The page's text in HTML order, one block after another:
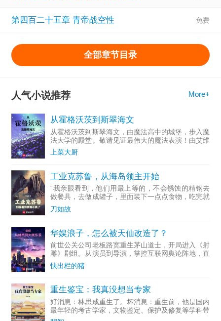
第四百二十五章 青帝战空性
全部章节目录
人气小说推荐 More+
从霍格沃茨到斯翠海文
从霍格沃茨到斯翠海文，由魔法高中的城堡，步入魔
法大学的殿堂。敬请见证最伟大的魔法表演！由艾维
·杜姆...
上菜大厨
工业克苏鲁，从海岛领主开始
“我亲眼看到，他们用最上等的，不会锈蚀的精钢去
做餐具，去做成罐子，里面装下一点点食物，吃完就
随手扔掉...
刀如故
华娱浪子，怎么被天仙改造了？
前世公关公司老板路宽重生茅山道士，开局进入《射
雕》剧组。从演员到导演，掌控互联网舆论阵地，直
至成为资...
快出栏的猪
重生鉴宝：我真没想当专家
好消息：林思成重生了。坏消息：重生前，他是国内
最年轻的考古学家，文物鉴定、保护及修复等学科带
头人。多...